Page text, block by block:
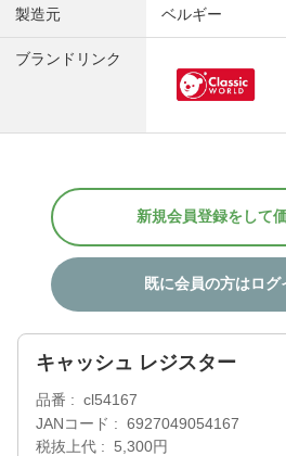
製造元 ベルギー
ブランドリンク
新規会員登録をして
既に会員の方はログ
キャッシュ レジスター
品番
cl54167
JANコード
6927049054167
税抜上代
5,300円